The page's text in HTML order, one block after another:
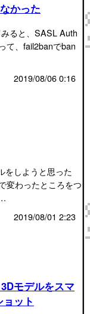
かった
ると、SASL Auth
て、fail2banでban
2019/08/06 0:16
をしようと思った
変わったところをつ
2019/08/01 2:23
モデルをスマ
ット